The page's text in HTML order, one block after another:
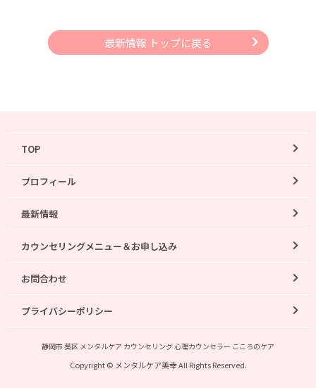
最新情報 トップに戻る
TOP
プロフィール
最新情報
カウンセリングメニュー＆お申し込み
お問合わせ
プライバシーポリシー
静岡市 葵区 メンタルケア カウンセリング 心理カウンセラー こころのケア
Copyright © メンタルケア美幸 All Rights Reserved.